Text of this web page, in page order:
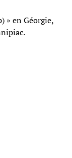
» en Géorgie,